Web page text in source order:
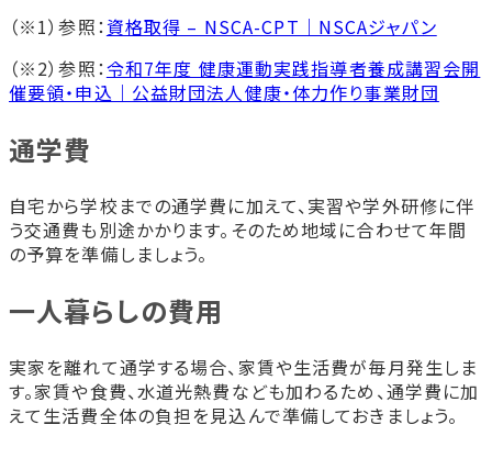
（※1）参照：資格取得 – NSCA-CPT｜NSCAジャパン
（※2）参照：令和7年度 健康運動実践指導者養成講習会開
催要領・申込｜公益財団法人健康・体力作り事業財団
通学費
自宅から学校までの通学費に加えて、実習や学外研修に伴
う交通費も別途かかります。そのため地域に合わせて年間
の予算を準備しましょう。
一人暮らしの費用
実家を離れて通学する場合、家賃や生活費が毎月発生しま
す。家賃や食費、水道光熱費なども加わるため、通学費に加
えて生活費全体の負担を見込んで準備しておきましょう。